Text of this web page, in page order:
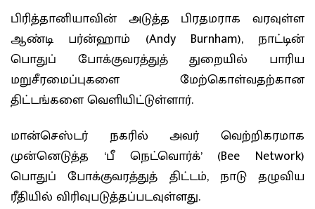
பிரித்தானியாவின் அடுத்த பிரதமராக வரவுள்ள
ஆண்டி பர்ன்ஹாம் (Andy Burnham), நாட்டின்
பொதுப் போக்குவரத்துத் துறையில் பாரிய
மறுசீரமைப்புகளை மேற்கொள்வதற்கான
திட்டங்களை வெளியிட்டுள்ளார்.
மான்செஸ்டர் நகரில் அவர் வெற்றிகரமாக
முன்னெடுத்த ‘பீ நெட்வொர்க்’ (Bee Network)
பொதுப் போக்குவரத்துத் திட்டம், நாடு தழுவிய
ரீதியில் விரிவுபடுத்தப்படவுள்ளது.